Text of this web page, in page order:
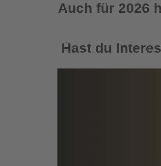
Auch für 2026
Hast du